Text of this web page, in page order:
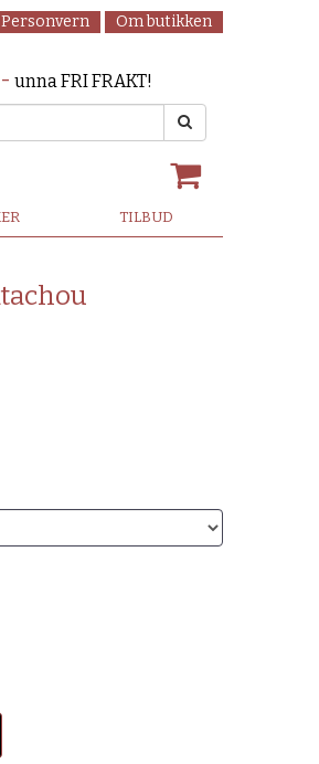
Personvern Om butikken
unna FRI FRAKT!
TILBUD